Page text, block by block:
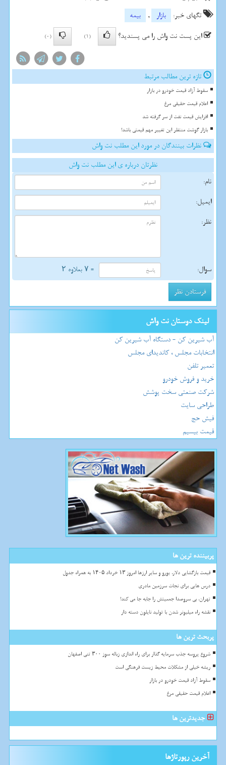
تگهای خبر:
بازار ,
بیمه
این پست نت واش را می پسندید؟
(1)
(0)
تازه ترین مطالب مرتبط
سقوط آزاد قیمت خودرو در بازار
اعلام قیمت حقیقی مرغ
افزایش قیمت نفت از سر گرفته شد
بازار گوشت منتظر این تغییر مهم قیمتی باشد!
نظرات بینندگان در مورد این مطلب نت واش
نظرتان درباره ی این مطلب نت واش
نام:
ایمیل:
نظر:
سوال: = ۷ بعلاوه ۲
لینک دوستان نت واش
آب شیرین کن - دستگاه آب شیرین کن
انتخابات مجلس ، کاندیدای مجلس
تعمیر تلفن
خرید و فروش خودرو
شرکت صنعتی سخت پوشش
طراحی سایت
فیش حج
قیمت بیسیم
پربیننده ترین ها
قیمت بازگشایی دلار، یورو و سایر ارزها امروز ۱۳ خرداد ۱۴۰۵ به همراه جدول
درس هایی برای نجات سرزمین مادری
تهران، بی سروصدا جمعیتش را جابه جا می کند!
نقشه راه میلیونر شدن با تولید نایلون دسته دار
پربحث ترین ها
شروع پروسه جذب سرمایه گذار برای راه اندازی زباله سوز ۳۰۰ تنی اصفهان
ریشه خیلی از مشکلات محیط زیست فرهنگی است
سقوط آزاد قیمت خودرو در بازار
اعلام قیمت حقیقی مرغ
جدیدترین ها
آخرین رپورتاژها